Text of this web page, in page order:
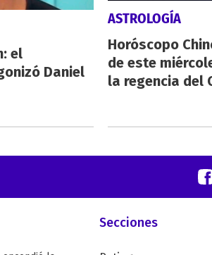
el
Daniel
ASTROLOGÍA
Horóscopo
de este
la regencia del
Secciones